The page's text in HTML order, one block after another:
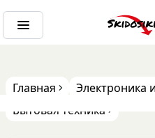
Главная
Электроника
Бытовая техника